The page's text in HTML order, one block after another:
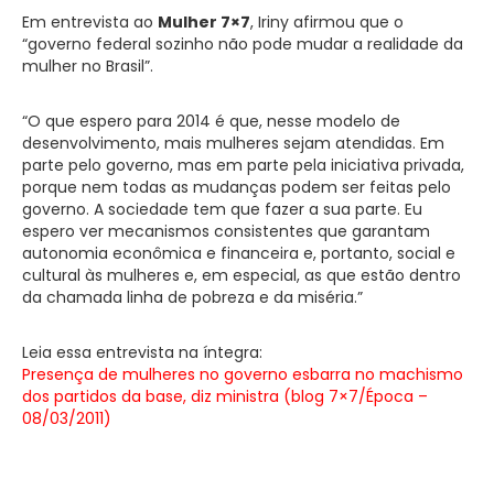
Em entrevista ao Mulher 7×7, Iriny afirmou que o
“governo federal sozinho não pode mudar a realidade da
mulher no Brasil”.
“O que espero para 2014 é que, nesse modelo de
desenvolvimento, mais mulheres sejam atendidas. Em
parte pelo governo, mas em parte pela iniciativa privada,
porque nem todas as mudanças podem ser feitas pelo
governo. A sociedade tem que fazer a sua parte. Eu
espero ver mecanismos consistentes que garantam
autonomia econômica e financeira e, portanto, social e
cultural às mulheres e, em especial, as que estão dentro
da chamada linha de pobreza e da miséria.”
Leia essa entrevista na íntegra:
Presença de mulheres no governo esbarra no machismo
dos partidos da base, diz ministra (blog 7×7/Época –
08/03/2011)